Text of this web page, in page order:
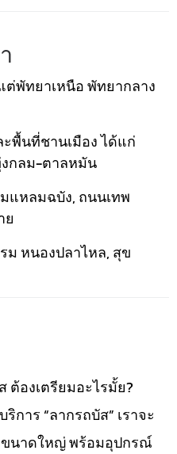
พัทยาเหนือ พัทยากลาง
ะพื้นที่ชานเมือง ได้แก่
กลม-ตาลหมัน
แหลมฉบัง, ถนนเทพ
ย
ม หนองปลาไหล, สุข
ต้องเตรียมอะไรมั้ย?
การ “ลากรถบัส” เราจะ
นาดใหญ่ พร้อมอุปกรณ์